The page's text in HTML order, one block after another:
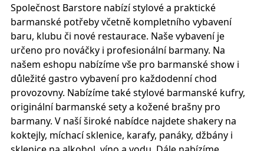
Společnost Barstore nabízí stylové a praktické
barmanské potřeby včetně kompletního vybavení
baru, klubu či nové restaurace. Naše vybavení je
určeno pro nováčky i profesionální barmany. Na
našem eshopu nabízíme vše pro barmanské show i
důležité gastro vybavení pro každodenní chod
provozovny. Nabízíme také stylové barmanské kufry,
originální barmanské sety a kožené brašny pro
barmany. V naší široké nabídce najdete shakery na
koktejly, míchací sklenice, karafy, panáky, džbány i